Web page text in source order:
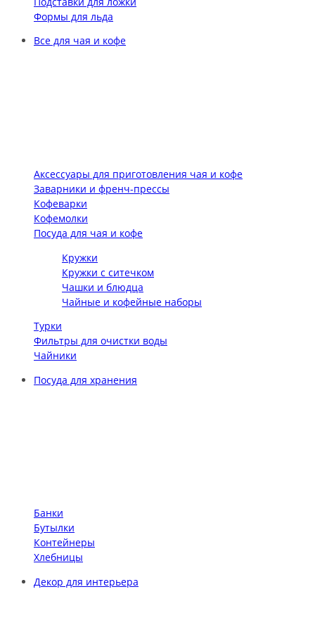
Формы для льда
Все для чая и кофе
Аксессуары для приготовления чая и кофе
Заварники и френч-прессы
Кофеварки
Кофемолки
Посуда для чая и кофе
Кружки
Кружки с ситечком
Чашки и блюдца
Чайные и кофейные наборы
Турки
Фильтры для очистки воды
Чайники
Посуда для хранения
Банки
Бутылки
Контейнеры
Хлебницы
Декор для интерьера